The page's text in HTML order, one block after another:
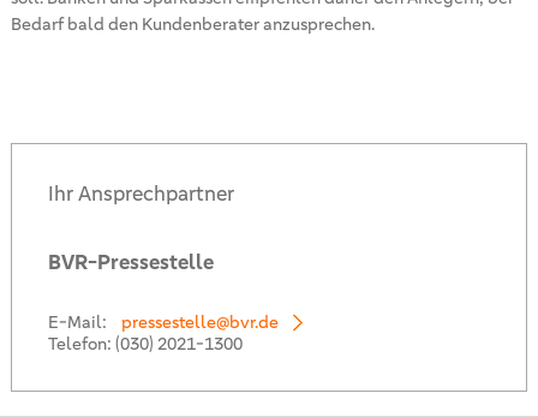
Bedarf bald den Kundenberater anzusprechen.
Ihr Ansprechpartner
BVR-Pressestelle
E-Mail:
pressestelle@bvr.de
Telefon: (030) 2021-1300